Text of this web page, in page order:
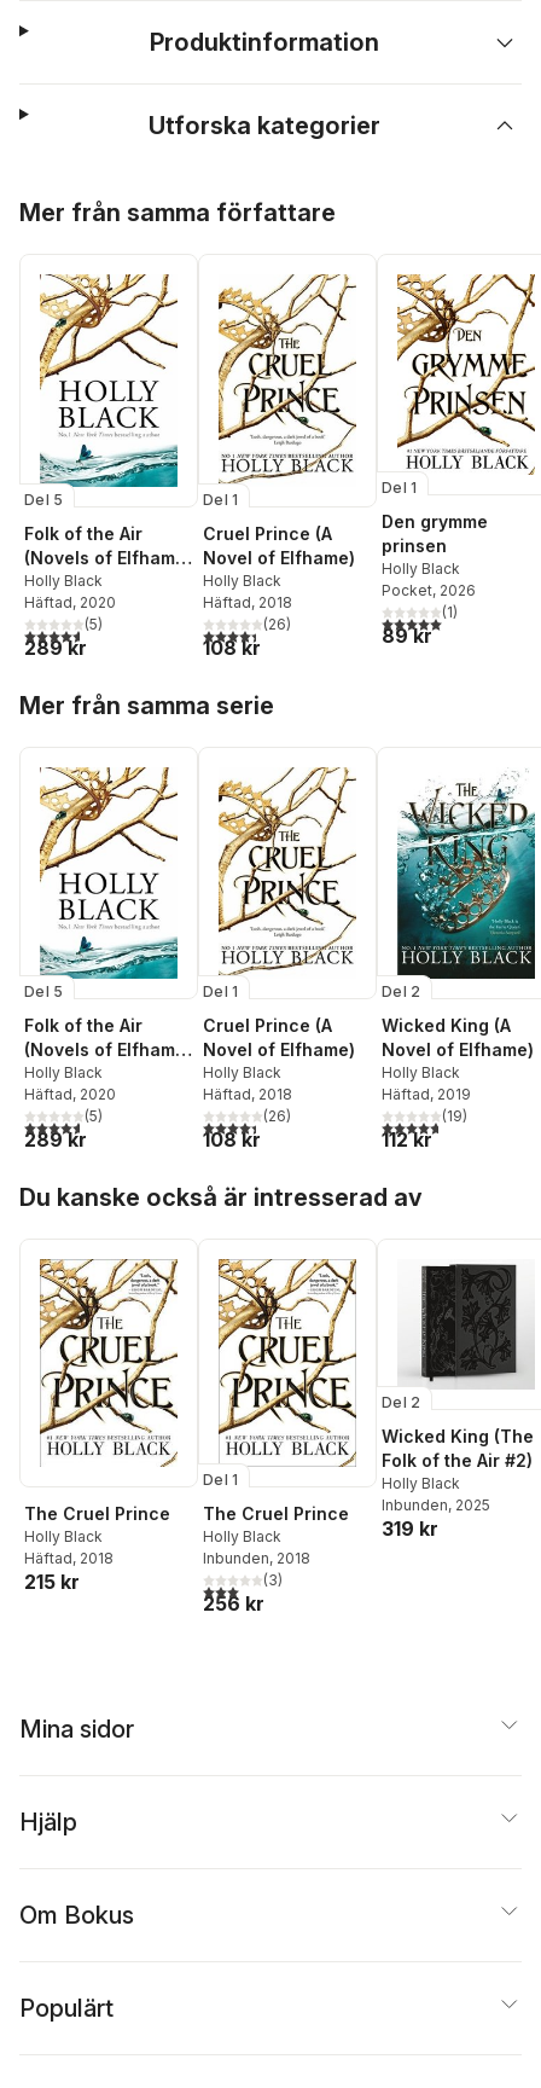
Produktinformation
Utforska kategorier
Mer från samma författare
Del 5
Folk of the Air
(Novels of Elfhame)
Series Boxset
Holly Black
Häftad, 2020
4,6utav 5 stjärnor. Totalt antal röster:
(5)
289 kr
Del 1
Cruel Prince (A
Novel of Elfhame)
Holly Black
Häftad, 2018
4,4utav 5 stjärnor. Totalt antal röster:
(26)
108 kr
Del 1
Den grymme
prinsen
Holly Black
Pocket, 2026
5,0utav 5 stjärnor.
(1)
89 kr
Mer från samma serie
Del 5
Folk of the Air
(Novels of Elfhame)
Series Boxset
Holly Black
Häftad, 2020
4,6utav 5 stjärnor. Totalt antal röster:
(5)
289 kr
Del 1
Cruel Prince (A
Novel of Elfhame)
Holly Black
Häftad, 2018
4,4utav 5 stjärnor. Totalt antal röster:
(26)
108 kr
Del 2
Wicked King (A
Novel of Elfhame)
Holly Black
Häftad, 2019
4,7utav 5 stjärnor.
(19)
112 kr
Du kanske också är intresserad av
The Cruel Prince
Holly Black
Häftad, 2018
215 kr
Del 1
The Cruel Prince
Holly Black
Inbunden, 2018
3,0utav 5 stjärnor. Totalt antal röster:
(3)
256 kr
Del 2
Wicked King (The
Folk of the Air #2)
Holly Black
Inbunden, 2025
319 kr
Mina sidor
Hjälp
Om Bokus
Populärt